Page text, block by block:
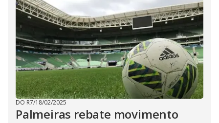
DO R7/18/02/2025
Palmeiras rebate movimento